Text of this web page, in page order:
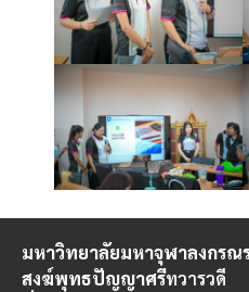
มหาวิทยาลัยมหาจุฬาลงก
สงฆ์พุทธปัญญาศรีทวารวดี